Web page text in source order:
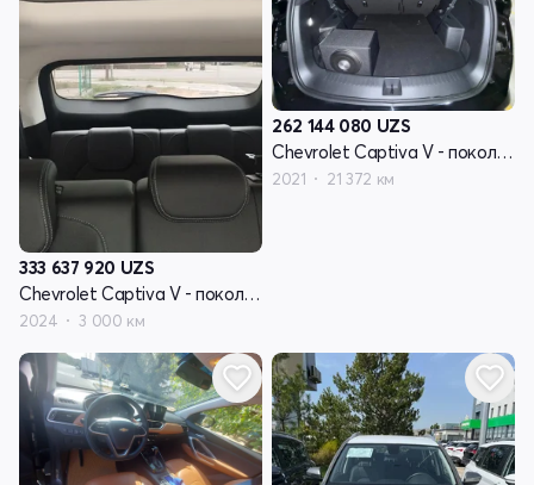
333 637 920 UZS
Chevrolet Captiva V - поколение
2024 3 000 км
262 144 080 UZS
Chevrolet Captiva V - поколение
2021 21 372 км